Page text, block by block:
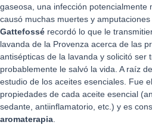
gaseosa, una infección potencialmente
causó muchas muertes y
Gattefossé recordó lo que le
lavanda de la Provenza acerca de las
antisépticas de la lavanda y solicitó ser
probablemente le salvó la vida. A raíz
estudio de los aceites esenciales. Fue
propiedades de cada aceite esencial
sedante, antiinflamatorio, etc.) y es
aromaterapia.